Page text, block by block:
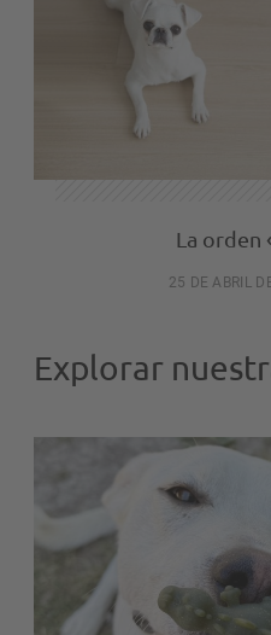
La orden
25 DE ABRIL
Explorar